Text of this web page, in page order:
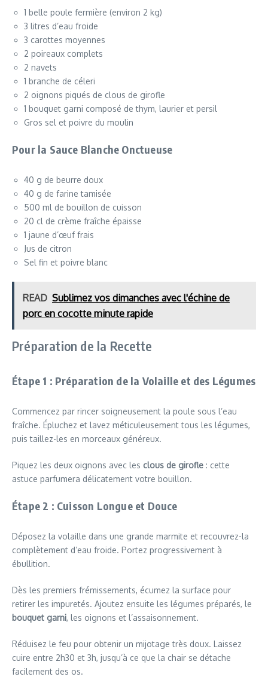
1 belle poule fermière (environ 2 kg)
3 litres d’eau froide
3 carottes moyennes
2 poireaux complets
2 navets
1 branche de céleri
2 oignons piqués de clous de girofle
1 bouquet garni composé de thym, laurier et persil
Gros sel et poivre du moulin
Pour la Sauce Blanche Onctueuse
40 g de beurre doux
40 g de farine tamisée
500 ml de bouillon de cuisson
20 cl de crème fraîche épaisse
1 jaune d’œuf frais
Jus de citron
Sel fin et poivre blanc
READ Sublimez vos dimanches avec l'échine de
porc en cocotte minute rapide
Préparation de la Recette
Étape 1 : Préparation de la Volaille et des Légumes
Commencez par rincer soigneusement la poule sous l’eau
fraîche. Épluchez et lavez méticuleusement tous les légumes,
puis taillez-les en morceaux généreux.
Piquez les deux oignons avec les clous de girofle : cette
astuce parfumera délicatement votre bouillon.
Étape 2 : Cuisson Longue et Douce
Déposez la volaille dans une grande marmite et recouvrez-la
complètement d’eau froide. Portez progressivement à
ébullition.
Dès les premiers frémissements, écumez la surface pour
retirer les impuretés. Ajoutez ensuite les légumes préparés, le
bouquet garni, les oignons et l’assaisonnement.
Réduisez le feu pour obtenir un mijotage très doux. Laissez
cuire entre 2h30 et 3h, jusqu’à ce que la chair se détache
facilement des os.